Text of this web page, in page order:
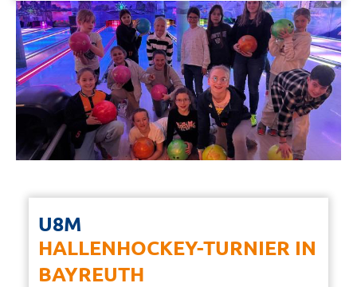
U8M
HALLENHOCKEY-TURNIER IN
BAYREUTH